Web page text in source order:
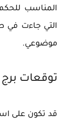
المناسب
التي جاءت في
موضوعي.
توقعات
قد تكون على